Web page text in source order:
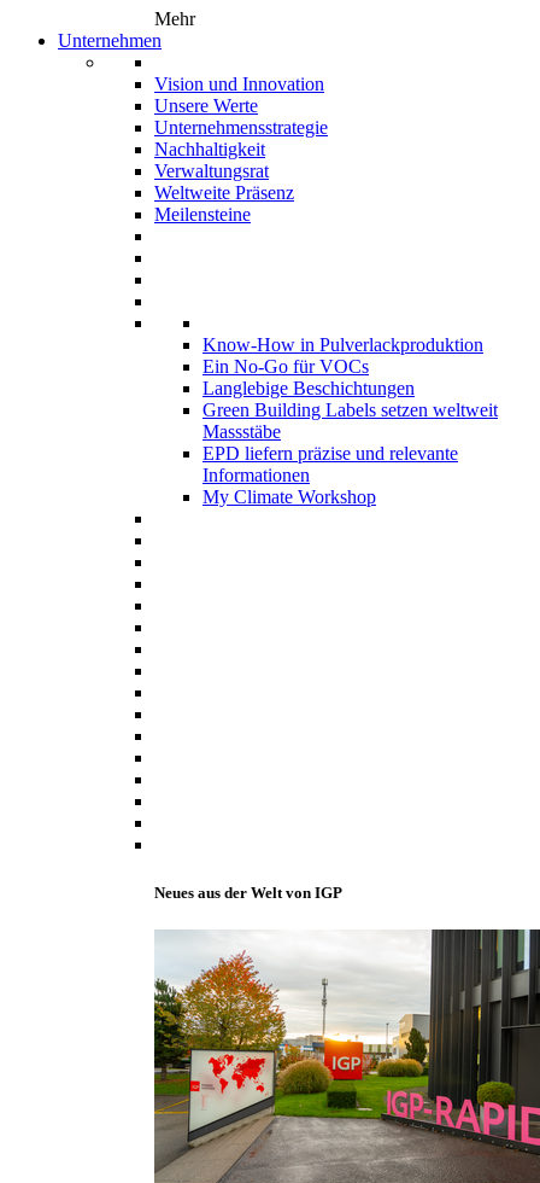
Mehr
Unternehmen
Vision und Innovation
Unsere Werte
Unternehmensstrategie
Nachhaltigkeit
Verwaltungsrat
Weltweite Präsenz
Meilensteine
Know-How in Pulverlackproduktion
Ein No-Go für VOCs
Langlebige Beschichtungen
Green Building Labels setzen weltweit
Massstäbe
EPD liefern präzise und relevante
Informationen
My Climate Workshop
Neues aus der Welt von IGP